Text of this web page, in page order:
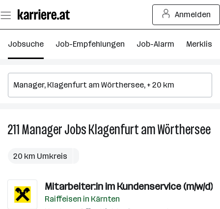
Seiteninhalt
springen
Anmelden
Jobsuche Job-Empfehlungen Job-Alarm Merkliste
211ManagerJobsKlagenfurt am Wörthersee211
20 km Umkreis
Mitarbeiter:in im Kundenservice (m/w/d)
Raiffeisen in Kärnten